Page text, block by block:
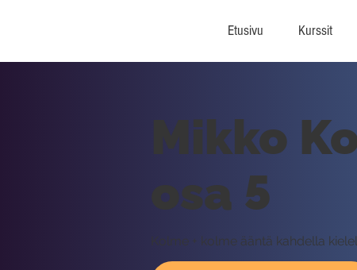
Etusivu Kurssit
Mikko
osa 5
Kolme + kolme ääntä kahdella